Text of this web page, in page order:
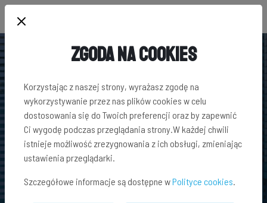
Zgoda na Cookies
Korzystając z naszej strony, wyrażasz zgodę na
wykorzystywanie przez nas plików cookies w celu
dostosowania się do Twoich preferencji oraz by zapewnić
Ci wygodę podczas przeglądania strony.W każdej chwili
istnieje możliwość zrezygnowania z ich obsługi, zmieniając
ustawienia przeglądarki.
Szczegółowe informacje są dostępne wPolityce cookies.